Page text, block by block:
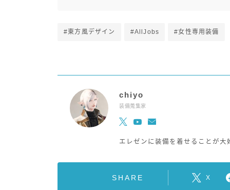
#東方風デザイン #AllJobs #女性専用装備
chiyo
装備蒐集家
エレゼンに装備を着せることが大
SHARE X